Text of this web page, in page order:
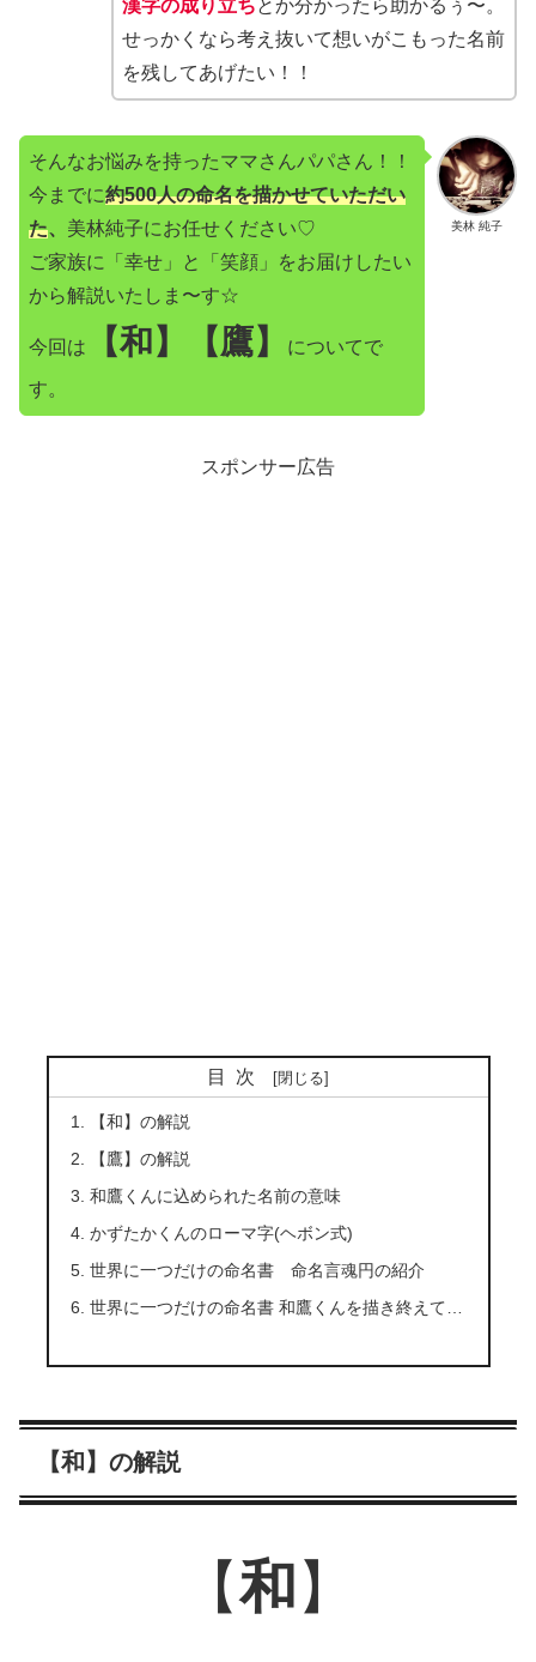
漢字の成り立ちとか分かったら助かるぅ〜。
せっかくなら考え抜いて想いがこもった名前
を残してあげたい！！
美林 純子
そんなお悩みを持ったママさんパパさん！！
今までに約500人の命名を描かせていただい
た、 美林純子にお任せください♡
ご家族に「幸せ」と「笑顔」をお届けしたい
から解説いたしま〜す☆
今回は 【和】【鷹】 についてで
す。
スポンサー広告
目次
【和】の解説
【鷹】の解説
和鷹くんに込められた名前の意味
かずたかくんのローマ字(ヘボン式)
世界に一つだけの命名書 命名言魂円の紹介
世界に一つだけの命名書 和鷹くんを描き終えて…
【和】の解説
【和 】